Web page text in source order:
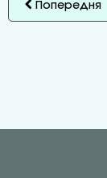
Попередня